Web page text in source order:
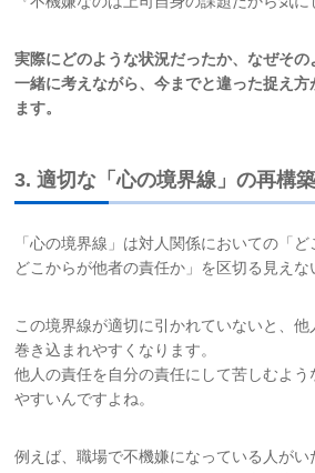
実際にどのような状況だったか、なぜそ
一緒に考えながら、今までと違った捉え方
ます。
3. 適切な「心の境界線」の再構築
「心の境界線」は対人関係においての「ど
どこからが他者の責任か」を区切る見えな
この境界線が適切に引かれていないと、
巻き込まれやすくなります。
他人の責任を自分の責任にして苦しむよ
やすいんですよね。
例えば、職場で不機嫌になっている人がい